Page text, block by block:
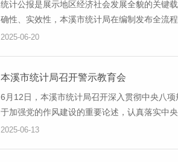
统计公报是展示地区经济社会发展全貌的关键
确性、实效性，本溪市统计局在编制发布全流
2025-06-20
本溪市统计局召开警示教育会
6月12日，本溪市统计局召开深入贯彻中央八
于加强党的作风建设的重要论述，认真落实中
2025-06-13